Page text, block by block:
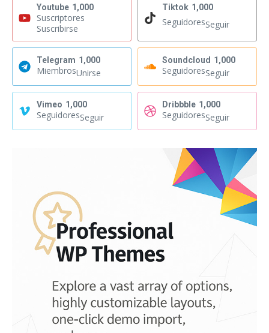
Youtube 1,000
Suscriptores
Suscribirse
Tiktok 1,000
SeguidoresSeguir
Telegram 1,000
MiembrosUnirse
Soundcloud 1,000
SeguidoresSeguir
Vimeo 1,000
SeguidoresSeguir
Dribbble 1,000
SeguidoresSeguir